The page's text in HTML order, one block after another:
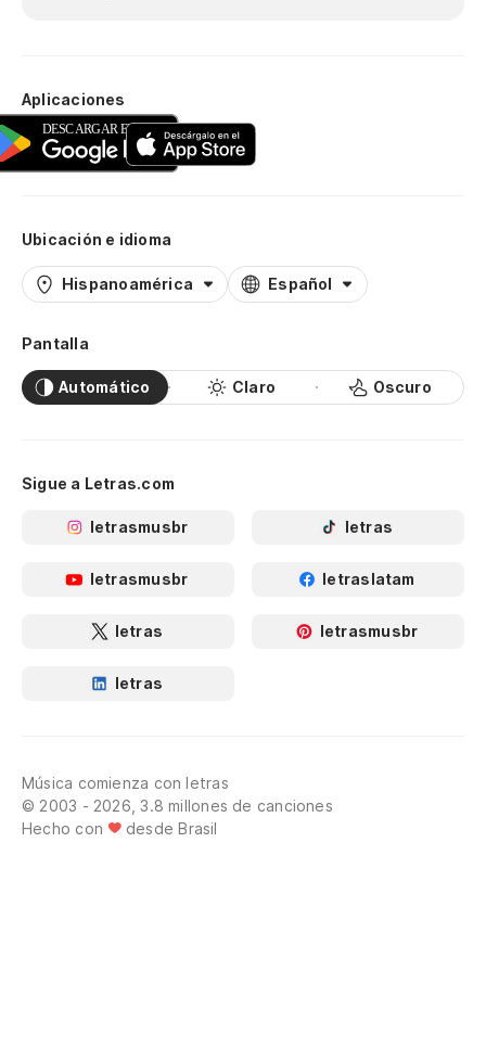
Aplicaciones
Ubicación e idioma
Hispanoamérica Español
Pantalla
Automático Claro Oscuro
Sigue a Letras.com
letrasmusbr letras
letrasmusbr letraslatam
letras letrasmusbr
letras
Música comienza con letras
© 2003 - 2026, 3.8 millones de canciones
Hecho con
desde Brasil